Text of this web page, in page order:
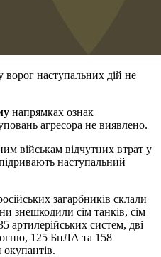
ворог наступальних дій не
напрямках ознак
агресора не виявлено.
військам відчутних втрат у
наступальний
загарбників склали
знешкодили сім танків, сім
систем, дві
125 БпЛА та 158
окупантів.